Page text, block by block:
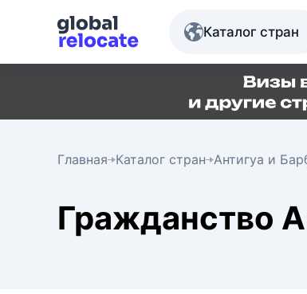
Каталог стран
Главная Каталог стран Антигуа и
Гражданство